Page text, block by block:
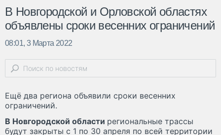
В Новгородской и Орловской областях
объявлены сроки весенних ограничений
08:01, 3 Марта 2022
Ещё два региона объявили сроки весенних
ограничений.
В Новгородской области региональные трассы
будут закрыты с 1 по 30 апреля по всей территории